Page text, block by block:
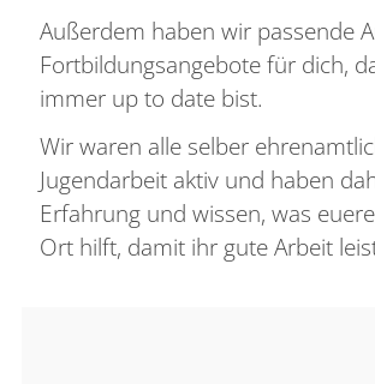
Außerdem haben wir passende
Fortbildungsangebote für dich,
immer up to date bist.
Wir waren alle selber
Jugendarbeit aktiv und haben
Erfahrung und wissen, was
Ort hilft, damit ihr gute Arbeit